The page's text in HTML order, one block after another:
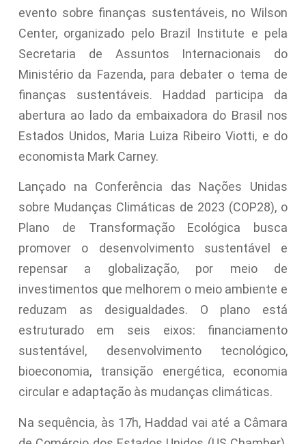
evento sobre finanças sustentáveis, no Wilson
Center, organizado pelo Brazil Institute e pela
Secretaria de Assuntos Internacionais do
Ministério da Fazenda, para debater o tema de
finanças sustentáveis. Haddad participa da
abertura ao lado da embaixadora do Brasil nos
Estados Unidos, Maria Luiza Ribeiro Viotti, e do
economista Mark Carney.
Lançado na Conferência das Nações Unidas
sobre Mudanças Climáticas de 2023 (COP28), o
Plano de Transformação Ecológica busca
promover o desenvolvimento sustentável e
repensar a globalização, por meio de
investimentos que melhorem o meio ambiente e
reduzam as desigualdades. O plano está
estruturado em seis eixos: financiamento
sustentável, desenvolvimento tecnológico,
bioeconomia, transição energética, economia
circular e adaptação às mudanças climáticas.
Na sequência, às 17h, Haddad vai até a Câmara